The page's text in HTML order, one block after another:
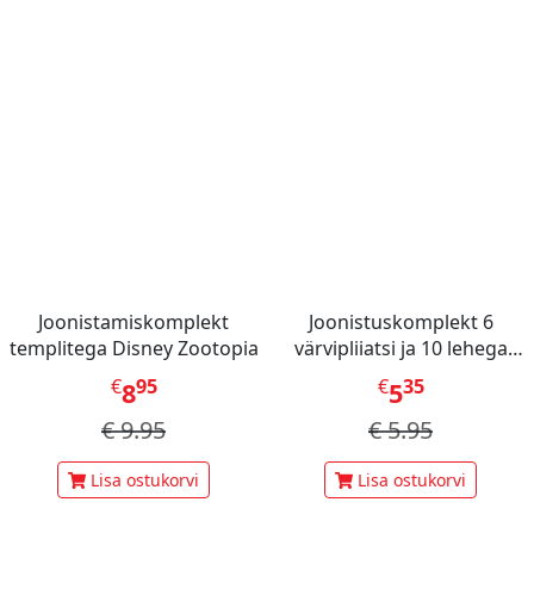
Joonistamiskomplekt
templitega Disney Zootopia
€895
€9.95
Lisa ostukorvi
Joonistuskomplekt 6
värvipliiatsi ja 10 lehega
(Mimi Bara, Happy Baking)
€535
€5.95
Lisa ostukorvi